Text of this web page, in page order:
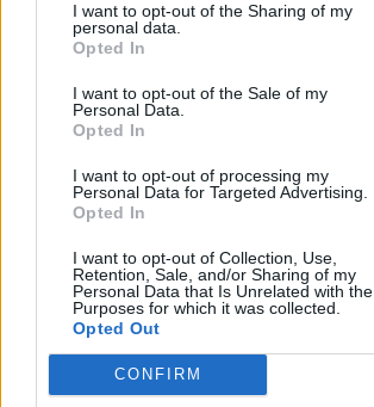
I want to opt-out of the Sharing of my
personal data.
Opted In
I want to opt-out of the Sale of my
Personal Data.
Opted In
I want to opt-out of processing my
Personal Data for Targeted Advertising.
Opted In
I want to opt-out of Collection, Use,
Retention, Sale, and/or Sharing of my
Personal Data that Is Unrelated with the
Purposes for which it was collected.
Opted Out
CONFIRM
Ειδήσεις σήμερα
ΕΚΤΑΚΤΟ ΤΩΡΑ: ΠΑΝΙΚΟΣ ΣΕ
ΑΕΡΟΠΛΑΝΟ ΓΕΜΑΤΟ
ΑΕΡΟΔΡΟΜΙΟ ΜΑΚΕΔΟΝΙΑ
Συναγερμός στην Αττική: